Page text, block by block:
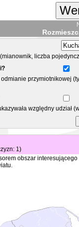
liczba
przymiotnikowej
względny
1)
obszar